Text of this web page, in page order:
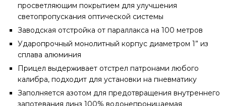
просветляющим покрытием для улучшения
светопропускания оптической системы
Заводская отстройка от параллакса на 100 метров
Ударопрочный монолитный корпус диаметром 1” из
сплава алюминия
Прицел выдерживает отстрел патронами любого
калибра, подходит для установки на пневматику
Заполняется азотом для предотвращения внутреннего
запотевания линз 100% водонепроницаемая